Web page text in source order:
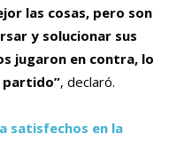
las cosas, pero son
y solucionar sus
jugaron en contra, lo
partido”, declaró.
satisfechos en la